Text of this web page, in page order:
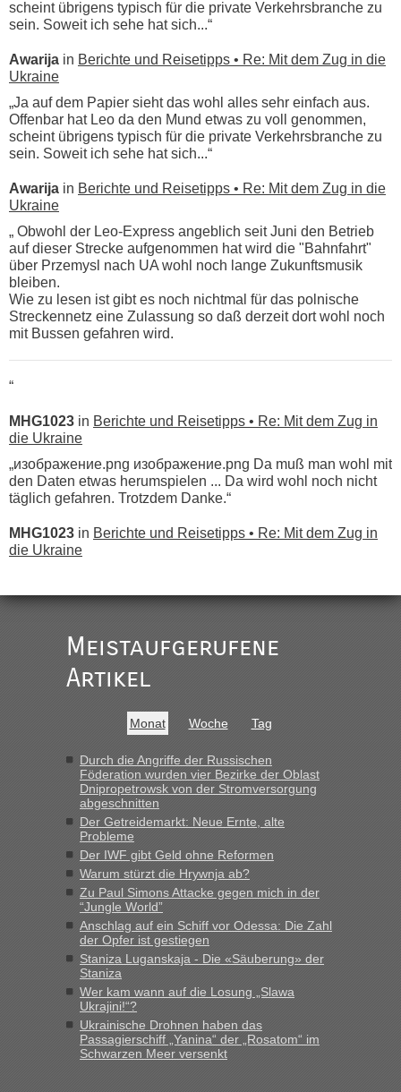
scheint übrigens typisch für die private Verkehrsbranche zu
sein. Soweit ich sehe hat sich...“
Awarija in Berichte und Reisetipps • Re: Mit dem Zug in die
Ukraine
„Ja auf dem Papier sieht das wohl alles sehr einfach aus.
Offenbar hat Leo da den Mund etwas zu voll genommen,
scheint übrigens typisch für die private Verkehrsbranche zu
sein. Soweit ich sehe hat sich...“
Awarija in Berichte und Reisetipps • Re: Mit dem Zug in die
Ukraine
„ Obwohl der Leo-Express angeblich seit Juni den Betrieb
auf dieser Strecke aufgenommen hat wird die "Bahnfahrt"
über Przemysl nach UA wohl noch lange Zukunftsmusik
bleiben.
Wie zu lesen ist gibt es noch nichtmal für das polnische
Streckennetz eine Zulassung so daß derzeit dort wohl noch
mit Bussen gefahren wird.
“
MHG1023 in Berichte und Reisetipps • Re: Mit dem Zug in
die Ukraine
„изображение.png изображение.png Da muß man wohl mit
den Daten etwas herumspielen ... Da wird wohl noch nicht
täglich gefahren. Trotzdem Danke.“
MHG1023 in Berichte und Reisetipps • Re: Mit dem Zug in
die Ukraine
Ist korrekt, aber ich finde man hätte trotzdem im Text gleich
darauf hinweisen können.
War aber nicht "böse" gemeint ...
buchbar - warum auch immer ...
Hab´s versucht - bekomme aber immer angezeigt "auf dieser
Strecke fahren wir nicht"
inBerichte und Reisetipps • Re: Mit dem Zug in
die Ukraine
„Man sollte aber explizit dazu schreiben, daß es ein Zug von
LeoExpress ist - und nur auf deren Webseite kann man die
Fahrkarten kaufen. Zumindest ist es die erste Umsteigefreie
Verbindung von Deutschland...“
Recht, Visa und Dokumente • Re: Deklaration
gebrauchter Kleidung beim Zoll
„Vielen Dank, mit einem Briefchen meiner Frau im Gepäck
gab es keine Probleme“
Meistaufgerufene
Artikel
Monat Woche Tag
Durch die Angriffe der Russischen
Föderation wurden vier Bezirke der Oblast
Dnipropetrowsk von der Stromversorgung
abgeschnitten
Der Getreidemarkt: Neue Ernte, alte
Probleme
Der IWF gibt Geld ohne Reformen
Warum stürzt die Hrywnja ab?
Zu Paul Simons Attacke gegen mich in der
“Jungle World”
Anschlag auf ein Schiff vor Odessa: Die Zahl
der Opfer ist gestiegen
Staniza Luganskaja - Die «Säuberung» der
Staniza
Wer kam wann auf die Losung „Slawa
Ukrajini!“?
Ukrainische Drohnen haben das
Passagierschiff „Yanina“ der „Rosatom“ im
Schwarzen Meer versenkt